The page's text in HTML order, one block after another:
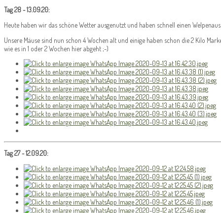
Tag 28 - 13.09.20:
Heute haben wir das schöne Wetter ausgenutzt und haben schnell einen
Unsere Mäuse sind nun schon 4 Wochen alt und einige haben schon die 2 Kilo
wie es in 1 oder 2 Wochen hier abgeht ;-)
Tag 27 - 12.09.20: